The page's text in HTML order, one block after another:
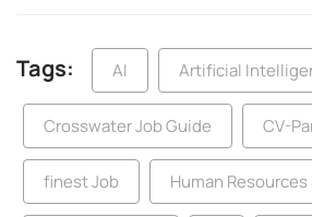
Tags: AI Artificial
Crosswater Job Guide CV-
finest Job Human